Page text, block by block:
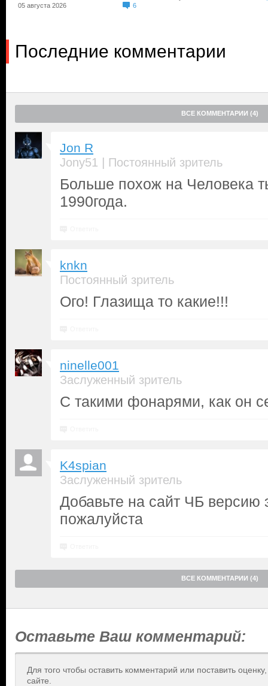
05 августа 2026 6
Последние комментарии
ВСЕ КОММЕНТАРИИ (4)
Jon R
Jony51 | Постоянный зритель
Больше похож на Человека
1990года.
knkn
Постоянный зритель
Ого! Глазища то какие!!!
ninelle001
Заслуженный зритель
С такими фонарями, как он
K4spian
Заслуженный зритель
Добавьте на сайт ЧБ версию
пожалуйста
ВСЕ КОММЕНТАРИИ (4)
Оставьте Ваш комментарий:
Для того чтобы оставить комментарий или поставить
сайте.